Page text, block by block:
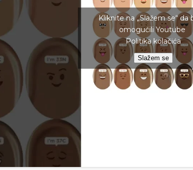
Kliknite na „Slažem se“ da
omogućili Youtube
Politika kolačića
Slažem se